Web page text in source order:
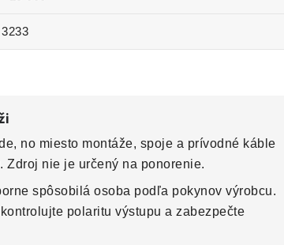
3233
no miesto montáže, spoje a prívodné káble
Zdroj nie je určený na ponorenie.
spôsobilá osoba podľa pokynov výrobcu.
polaritu výstupu a zabezpečte